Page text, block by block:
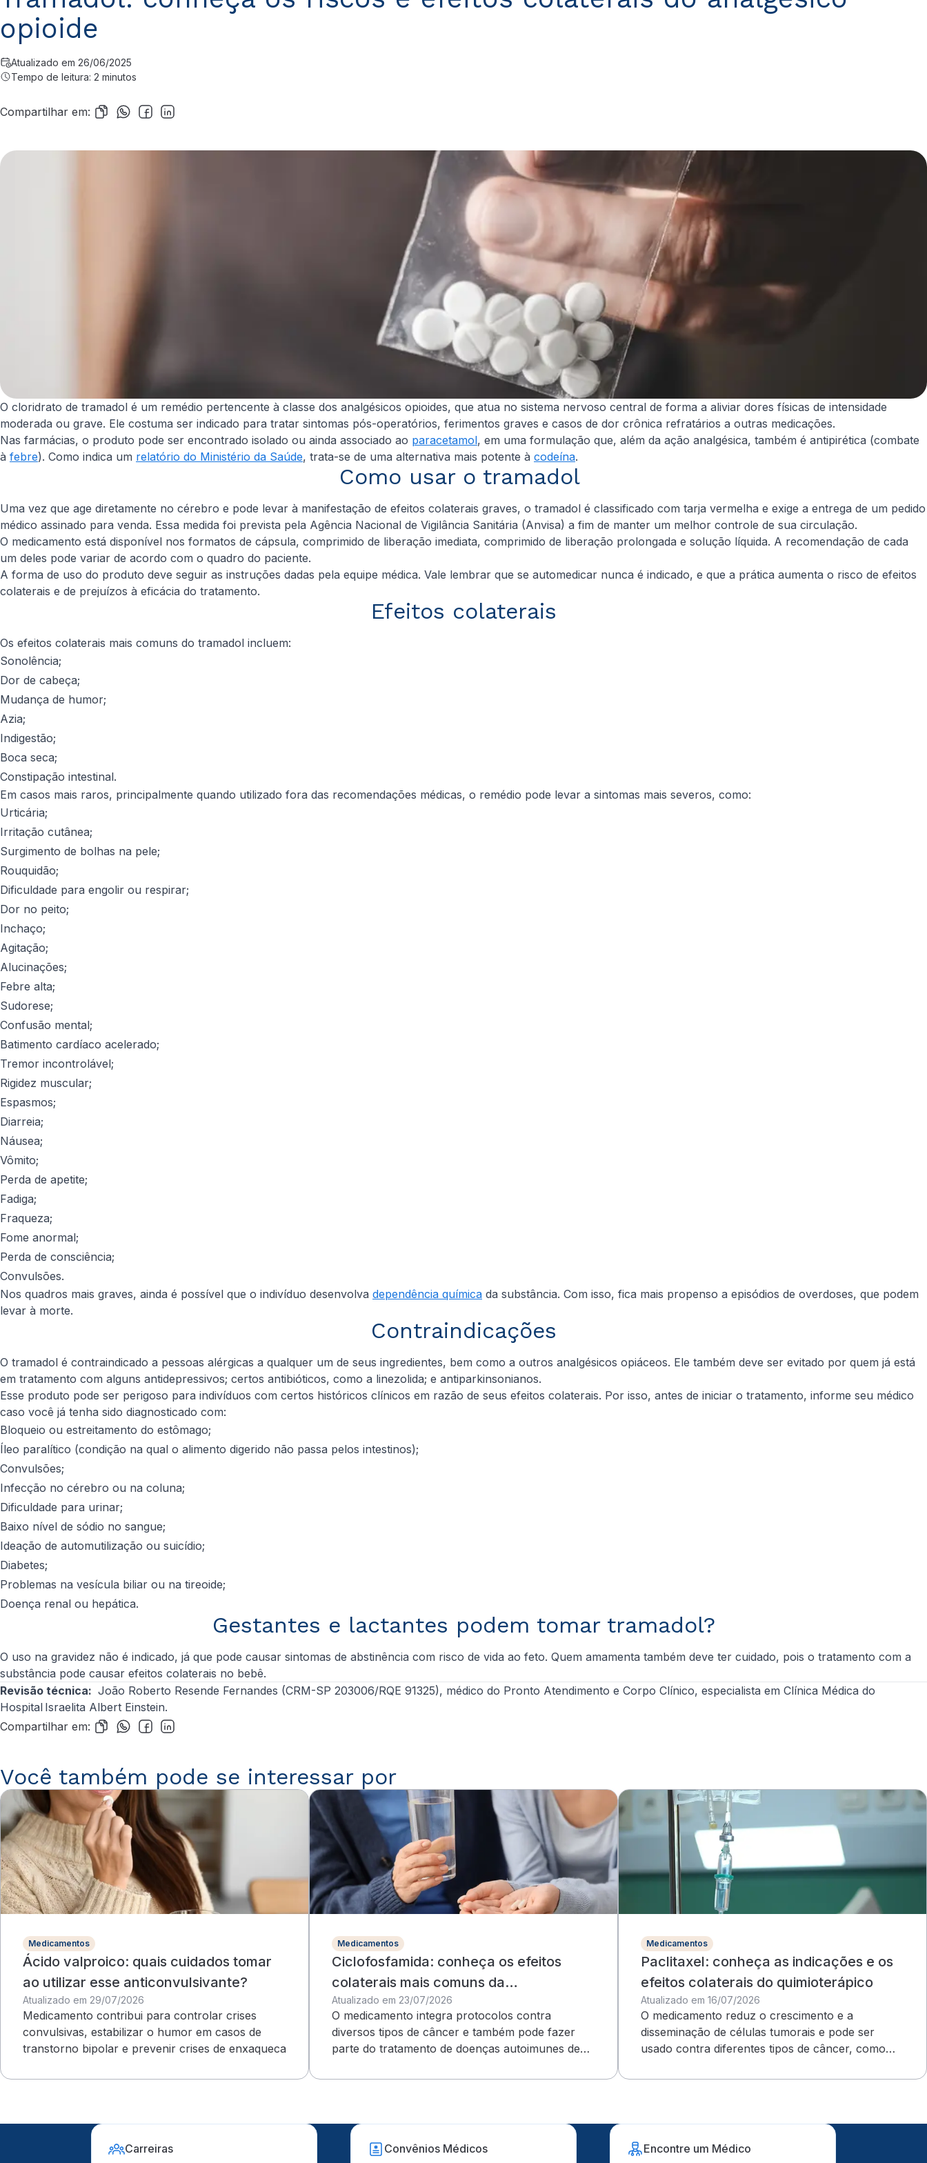
opioide
Atualizado em 26/06/2025
Tempo de leitura: 2 minutos
Compartilhar em:
O cloridrato de tramadol é um remédio pertencente à classe dos analgésicos opioides, que atua no sistema nervoso central de forma a aliviar dores físicas de intensidade
moderada ou grave. Ele costuma ser indicado para tratar sintomas pós-operatórios, ferimentos graves e casos de dor crônica refratários a outras medicações.
Nas farmácias, o produto pode ser encontrado isolado ou ainda associado ao paracetamol, em uma formulação que, além da ação analgésica, também é antipirética (combate
à febre). Como indica um relatório do Ministério da Saúde, trata-se de uma alternativa mais potente à codeína.
Como usar o tramadol
Uma vez que age diretamente no cérebro e pode levar à manifestação de efeitos colaterais graves, o tramadol é classificado com tarja vermelha e exige a entrega de um pedido
médico assinado para venda. Essa medida foi prevista pela Agência Nacional de Vigilância Sanitária (Anvisa) a fim de manter um melhor controle de sua circulação.
O medicamento está disponível nos formatos de cápsula, comprimido de liberação imediata, comprimido de liberação prolongada e solução líquida. A recomendação de cada
um deles pode variar de acordo com o quadro do paciente.
A forma de uso do produto deve seguir as instruções dadas pela equipe médica. Vale lembrar que se automedicar nunca é indicado, e que a prática aumenta o risco de efeitos
colaterais e de prejuízos à eficácia do tratamento.
Efeitos colaterais
Os efeitos colaterais mais comuns do tramadol incluem:
Sonolência;
Dor de cabeça;
Mudança de humor;
Azia;
Indigestão;
Boca seca;
Constipação intestinal.
Em casos mais raros, principalmente quando utilizado fora das recomendações médicas, o remédio pode levar a sintomas mais severos, como:
Urticária;
Irritação cutânea;
Surgimento de bolhas na pele;
Rouquidão;
Dificuldade para engolir ou respirar;
Dor no peito;
Inchaço;
Agitação;
Alucinações;
Febre alta;
Sudorese;
Confusão mental;
Batimento cardíaco acelerado;
Tremor incontrolável;
Rigidez muscular;
Espasmos;
Diarreia;
Náusea;
Vômito;
Perda de apetite;
Fadiga;
Fraqueza;
Fome anormal;
Perda de consciência;
Convulsões.
Nos quadros mais graves, ainda é possível que o indivíduo desenvolva dependência química da substância. Com isso, fica mais propenso a episódios de overdoses, que podem
levar à morte.
Contraindicações
O tramadol é contraindicado a pessoas alérgicas a qualquer um de seus ingredientes, bem como a outros analgésicos opiáceos. Ele também deve ser evitado por quem já está
em tratamento com alguns antidepressivos; certos antibióticos, como a linezolida; e antiparkinsonianos.
Esse produto pode ser perigoso para indivíduos com certos históricos clínicos em razão de seus efeitos colaterais. Por isso, antes de iniciar o tratamento, informe seu médico
caso você já tenha sido diagnosticado com:
Bloqueio ou estreitamento do estômago;
Íleo paralítico (condição na qual o alimento digerido não passa pelos intestinos);
Convulsões;
Infecção no cérebro ou na coluna;
Dificuldade para urinar;
Baixo nível de sódio no sangue;
Ideação de automutilização ou suicídio;
Diabetes;
Problemas na vesícula biliar ou na tireoide;
Doença renal ou hepática.
Gestantes e lactantes podem tomar tramadol?
O uso na gravidez não é indicado, já que pode causar sintomas de abstinência com risco de vida ao feto. Quem amamenta também deve ter cuidado, pois o tratamento com a
substância pode causar efeitos colaterais no bebê.
Revisão técnica: João Roberto Resende Fernandes (CRM-SP 203006/RQE 91325), médico do Pronto Atendimento e Corpo Clínico, especialista em Clínica Médica do
Hospital Israelita Albert Einstein.
Compartilhar em:
Você também pode se interessar por
Medicamentos
Ácido valproico: quais cuidados tomar
ao utilizar esse anticonvulsivante?
Atualizado em 29/07/2026
Medicamento contribui para controlar crises
convulsivas, estabilizar o humor em casos de
transtorno bipolar e prevenir crises de enxaqueca
Medicamentos
Ciclofosfamida: conheça os efeitos
colaterais mais comuns da
quimioterapia
Atualizado em 23/07/2026
O medicamento integra protocolos contra
diversos tipos de câncer e também pode fazer
parte do tratamento de doenças autoimunes de
Medicamentos
Paclitaxel: conheça as indicações e os
efeitos colaterais do quimioterápico
Atualizado em 16/07/2026
O medicamento reduz o crescimento e a
disseminação de células tumorais e pode ser
usado contra diferentes tipos de câncer, como
Carreiras Convênios Médicos Encontre um Médico